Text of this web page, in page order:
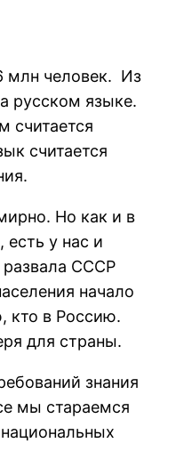
млн человек. Из
русском языке.
считается
считается
Но как и в
есть у нас и
СССР
начало
кто в Россию.
для страны.
знания
мы стараемся